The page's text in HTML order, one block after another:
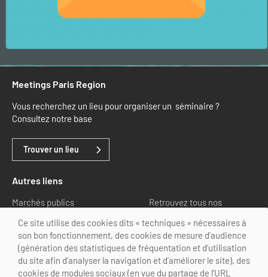
Meetings Paris Region
Vous recherchez un lieu pour organiser un séminaire ?
Consultez notre base
Trouver un lieu
Autres liens
Marchés publics
Retrouvez tous nos
Nous suivre
Ce site utilise des cookies dits « techniques » nécessaires à
son bon fonctionnement, des cookies de mesure d’audience
(génération des statistiques de fréquentation et d’utilisation
du site afin d’analyser la navigation et d’améliorer le site), des
cookies de modules sociaux (en vue du partage de l’URL